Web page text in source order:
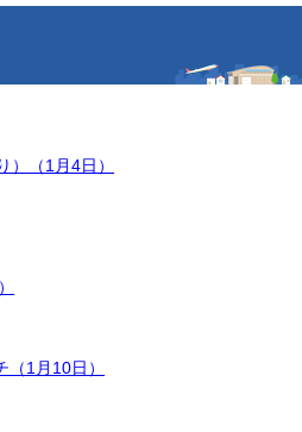
）（1月4日）
（1月10日）